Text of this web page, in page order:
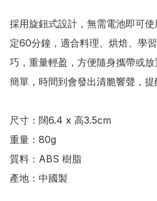
採用旋鈕式設計，無需電池即可
定60分鐘，適合料理、烘焙、學
巧，重量輕盈，方便隨身攜帶或
簡單，時間到會發出清脆響聲，提
尺寸：闊6.4 x 高3.5cm
重量：80g
質料：ABS 樹脂
產地：中國製